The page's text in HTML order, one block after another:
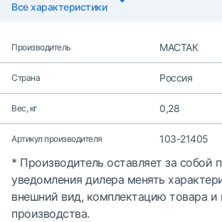
Все характеристики
Производитель МАСТАК
Страна Россия
Вес, кг 0,28
Артикул производителя 103-21405
* Производитель оставляет за собой
уведомления дилера менять
внешний вид, комплектацию товара и
производства.